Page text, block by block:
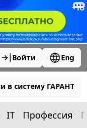
Войти Eng
в систему ГАРАНТ
IT Профессия